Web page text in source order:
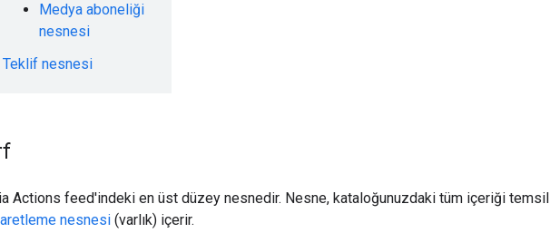
Medya aboneliği
nesnesi
Teklif nesnesi
Actions feed'indeki en üst düzey nesnedir. Nesne, kataloğunuzdaki tüm içeriği temsil
nesnesi (varlık) içerir.